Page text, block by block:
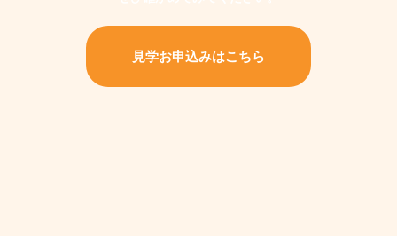
見学お申込みはこちら